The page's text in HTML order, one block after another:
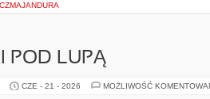
POD LUPĄ
CZE - 21 - 2026 MOŻLIWOŚĆ